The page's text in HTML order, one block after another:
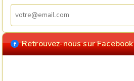
Retrouvez-nous sur Facebook